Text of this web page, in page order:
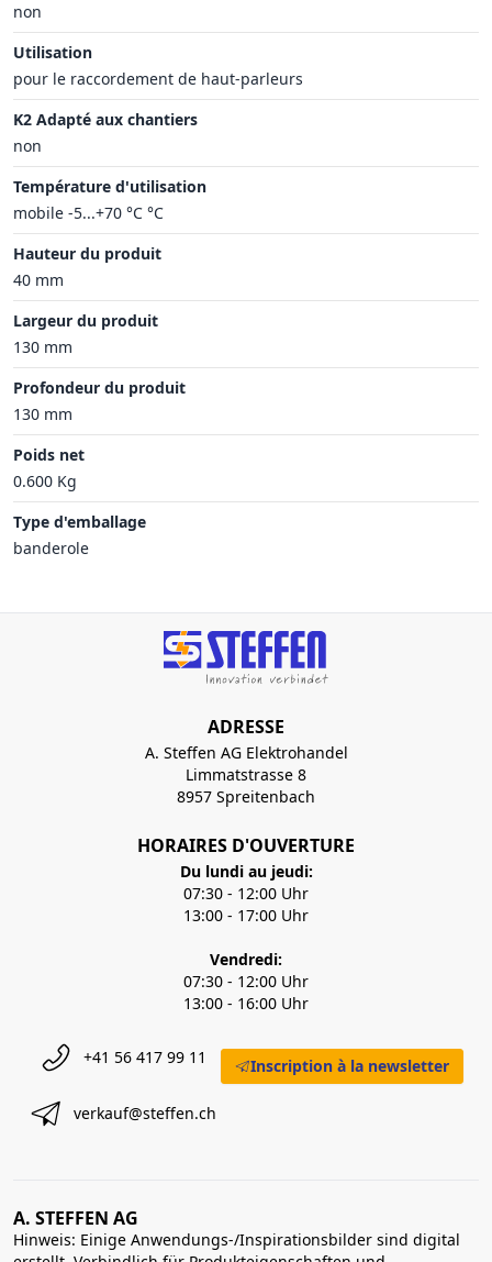
non
Utilisation
pour le raccordement de haut-parleurs
K2 Adapté aux chantiers
non
Température d'utilisation
mobile -5...+70 °C °C
Hauteur du produit
40 mm
Largeur du produit
130 mm
Profondeur du produit
130 mm
Poids net
0.600 Kg
Type d'emballage
banderole
ADRESSE
A. Steffen AG Elektrohandel
Limmatstrasse 8
8957 Spreitenbach
HORAIRES D'OUVERTURE
Du lundi au jeudi:
07:30 - 12:00 Uhr
13:00 - 17:00 Uhr
Vendredi:
07:30 - 12:00 Uhr
13:00 - 16:00 Uhr
+41 56 417 99 11
verkauf@steffen.ch
Inscription à la newsletter
A. STEFFEN AG
Hinweis: Einige Anwendungs-/Inspirationsbilder sind digital